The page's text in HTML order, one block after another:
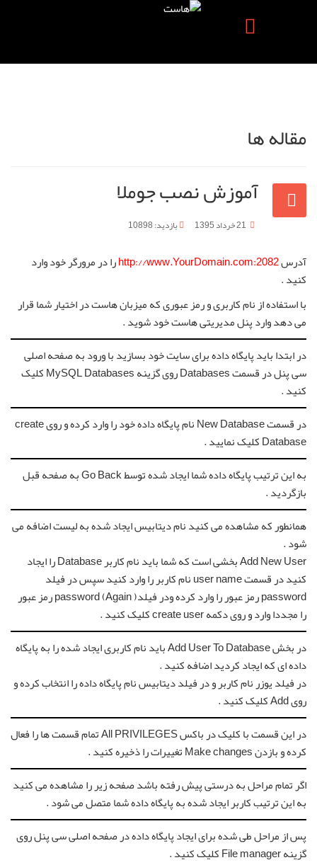
مقاله ها
آموزش نصب جوملا
21 خرداد 1395 بازدید: 10898
آدرسhttp://www.YourDomain.com:2082را در مرورگر خود وارد
کنید .
با استفاده از نام کاربری و رمز عبوری که میزبان هاست در اختیار شما قرار
می دهد وارد پنل مدیریتی هاست خود شوید .
در ابتدا باید پایگاه داده برای سایت خود بسازید با ورود به صفحه اصلی
سی پنل در قسمت Databases روی گزینه MySQL Databases کلیک
کنید .
در قسمت New Database نام پایگاه داده خود را وارد کرده و روی create
Database کلیک نمایید .
به این ترتیب پایگاه داده شما ایجاد شده توسط Go Back به صفحه قبل
بازگردید .
همانطور که مشاهده می کنید نام دیتابیس ایجاد شده به لیست اضافه می
شود .
Add New User بخشی است که شما باید نام کاربر Database را ایجاد
کنید در قسمت user name نام کاربر را وارد کنید سپس در فیلد
password رمز عبور را وارد کرده ودر فیلد( password (Again رمز عبور
را مجددا وارد و روی دکمه create user کلیک کنید .
در بخش Add User To Database باید نام کاربری ایجاد شده را به پایگاه
داده ای که ایجاد کردید اضافه کنید .
در فیلد یوزر نام کاربر و در فیلد دیتابیس نام پایگاه داده را انتخاب کرده و
روی Add کلیک کنید .
در این قسمت با کلیک در باکس All PRIVILEGES تمام قسمت ها را فعال
کرده و بازدن Make changes تغییرات را ذخیره کنید .
اگر تمام مراحل به درستی پیش رفته باشد صفحه زیر را مشاهده می کنید
به این ترتیب کاربر ایجاد شده به پایگاه داده شما متصل می شود .
پس از مراحل طی شده برای ایجاد پایگاه داده در صفحه اصلی سی پنل روی
گزینه File manager کلیک کنید .